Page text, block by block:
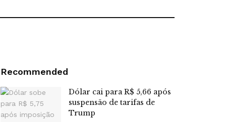
Recommended
Dólar cai para R$ 5,66 após
suspensão de tarifas de
Trump